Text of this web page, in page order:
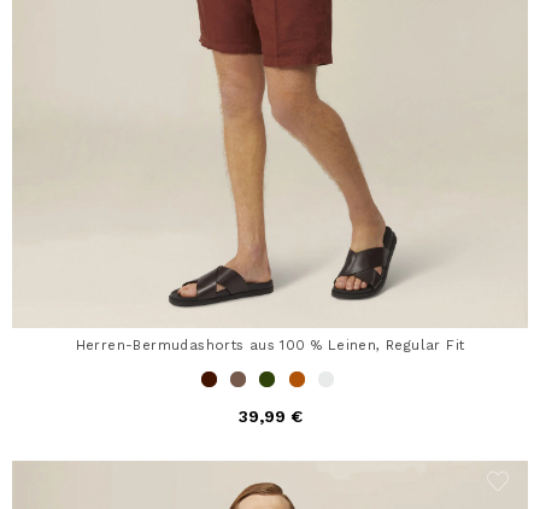
Herren-Bermudashorts aus 100 % Leinen, Regular Fit
39,99 €